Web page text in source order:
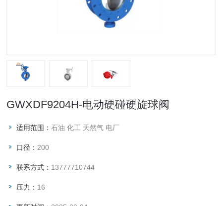
GWXDF9204H-电动硬碰硬旋球阀
适用范围：石油 化工 天然气 电厂
口径： 200
联系方式： 13777710744
压力： 16